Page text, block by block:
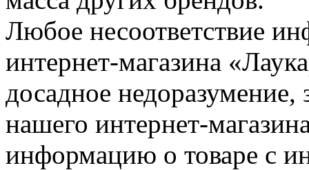
Любое несоответствие
интернет-магазина
досадное недоразумение,
нашего интернет-
информацию о товаре с